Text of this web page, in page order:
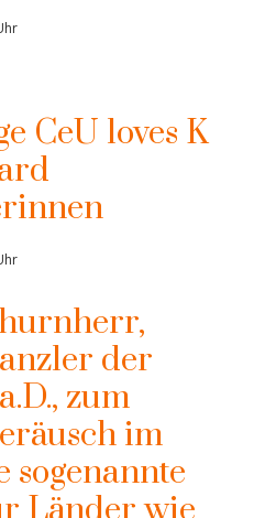
CeU loves K
der
zum
im
sogenannte